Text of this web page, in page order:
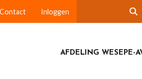
Contact Inloggen
AFDELING WESEPE-